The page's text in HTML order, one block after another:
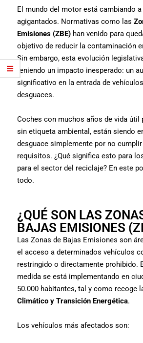
El mundo del motor está cambiando
agigantados. Normativas como las
Emisiones (ZBE) han venido para
objetivo de reducir la contaminación
Sin embargo, esta evolución
teniendo un impacto inesperado: un
significativo en la entrada de
desguaces.
Coches con muchos años de vida útil
sin etiqueta ambiental, están siendo
desguace simplemente por no
requisitos. ¿Qué significa esto para
para el sector del reciclaje? En este
todo.
¿QUÉ SON LAS
BAJAS EMISIONES
Las Zonas de Bajas Emisiones son
el acceso a determinados vehículos
restringido o directamente prohibido.
medida se está implementando en
50.000 habitantes, tal y como recoge
Climático y Transición Energética.
Los vehículos más afectados son: